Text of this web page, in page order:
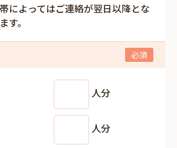
によってはご連絡が翌日以降とな
す。
人分
人分